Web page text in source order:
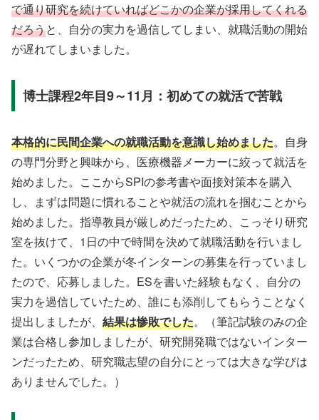
で通り研究を続けていればどこかの企業が採用してくれる
だろうと、自分の実力を過信してしまい、就職活動の開始
が遅れてしまいました。
博士課程2年目9～11月：初めての就活で苦戦
本格的に民間企業への就職活動を意識し始めました。自身
の専門分野と興味から、医療機器メーカーに絞って就活を
始めました。ここからSPIの参考書や面接対策本を購入
し、まずは問題に慣れることや就活の流れを掴むことから
始めました。指導教員が厳しめだったため、こっそり研究
室を抜けて、1日の中で時間を決めて就職活動を行いまし
た。いくつかの企業が冬インターンの募集を行っていまし
たので、応募しました。ESを書いた経験もなく、自分の
実力を過信していたため、誰にも添削してもらうことなく
提出しましたが、 結果は惨敗でした。（筆記試験のみの企
業は合格し参加しましたが、研究開発職ではないインター
ンだったため、研究職志望の自分にとっては大きな学びは
ありませんでした。）